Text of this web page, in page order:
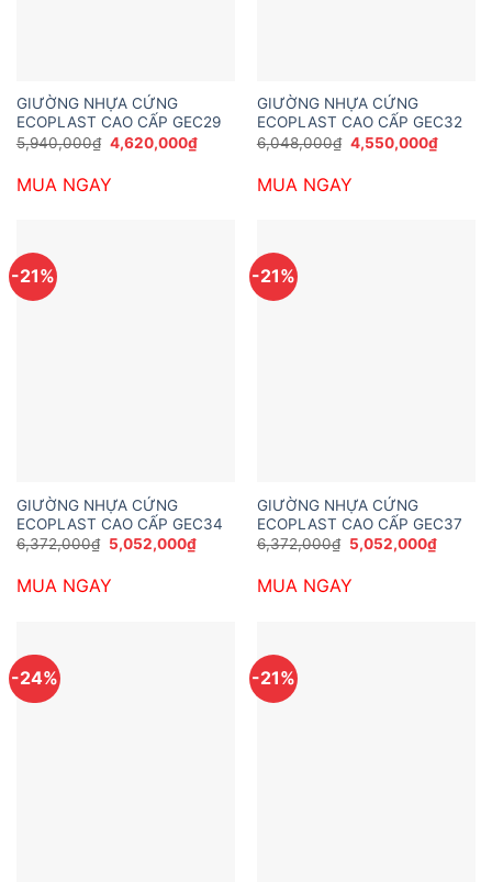
GIƯỜNG NHỰA CỨNG
ECOPLAST CAO CẤP GEC29
5,940,000₫ Giá
gốc
5,940,000₫.
4,620,000₫Giá
hiện
MUA NGAY
GIƯỜNG NHỰA CỨNG
ECOPLAST CAO CẤP GEC32
6,048,000₫ Giá
gốc
6,048,000₫.
4,550,000₫Giá
hiện
MUA NGAY
-21%
GIƯỜNG NHỰA CỨNG
ECOPLAST CAO CẤP GEC34
6,372,000₫ Giá
gốc
6,372,000₫.
5,052,000₫Giá
hiện
MUA NGAY
-21%
GIƯỜNG NHỰA CỨNG
ECOPLAST CAO CẤP GEC37
6,372,000₫ Giá
gốc
6,372,000₫.
5,052,000₫Giá
hiện
MUA NGAY
-24% -21%